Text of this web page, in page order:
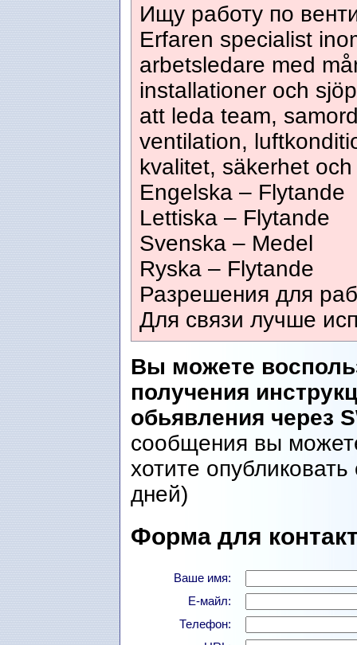
Ищу работу по
Erfaren specialist
arbetsledare med
installationer och
att leda team,
ventilation,
kvalitet, säkerhet
Engelska – Flytande
Lettiska – Flytande
Svenska – Medel
Ryska – Flytande
Разрешения для
Для связи лучше
Вы можете
получения
обьявления через
сообщения вы
хотите
дней)
Форма для
Ваше имя:
Е-майл:
Телефон: